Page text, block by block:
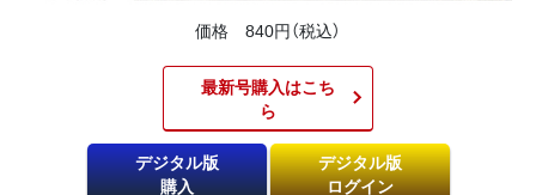
価格 840円（税込）
最新号購入はこち
ら​
デジタル版
購入
デジタル版
ログイン